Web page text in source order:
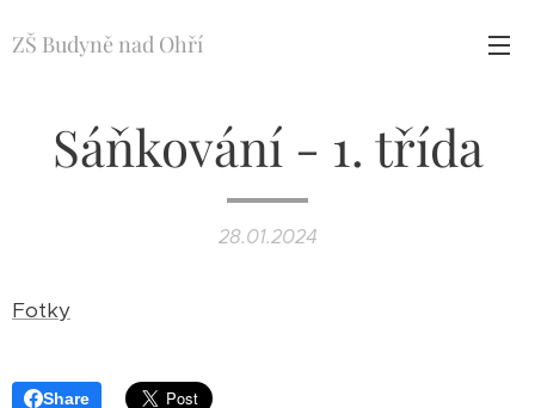
ZŠ Budyně nad Ohří
Sáňkování - 1. třída
28.01.2024
Fotky
Share